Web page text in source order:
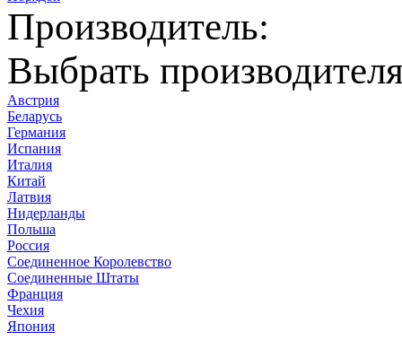
Производитель:
Выбрать
Австрия
Беларусь
Германия
Испания
Италия
Китай
Латвия
Нидерланды
Польша
Россия
Соединенное Королевство
Соединенные Штаты
Франция
Чехия
Япония